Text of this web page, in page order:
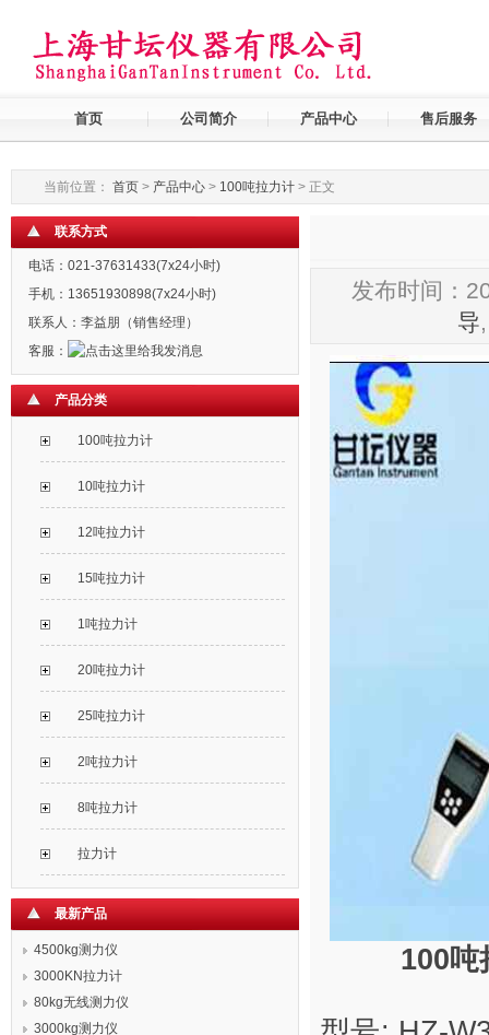
首页 公司简介 产品中心 售后服务
当前位置： 首页 > 产品中心 > 100吨拉力计 > 正文
联系方式
电话：021-37631433(7x24小时)
手机：13651930898(7x24小时)
联系人：李益朋（销售经理）
客服：
产品分类
100吨拉力计
10吨拉力计
12吨拉力计
15吨拉力计
1吨拉力计
20吨拉力计
25吨拉力计
2吨拉力计
8吨拉力计
拉力计
最新产品
4500kg测力仪
3000KN拉力计
80kg无线测力仪
3000kg测力仪
发布时间：
导
100吨